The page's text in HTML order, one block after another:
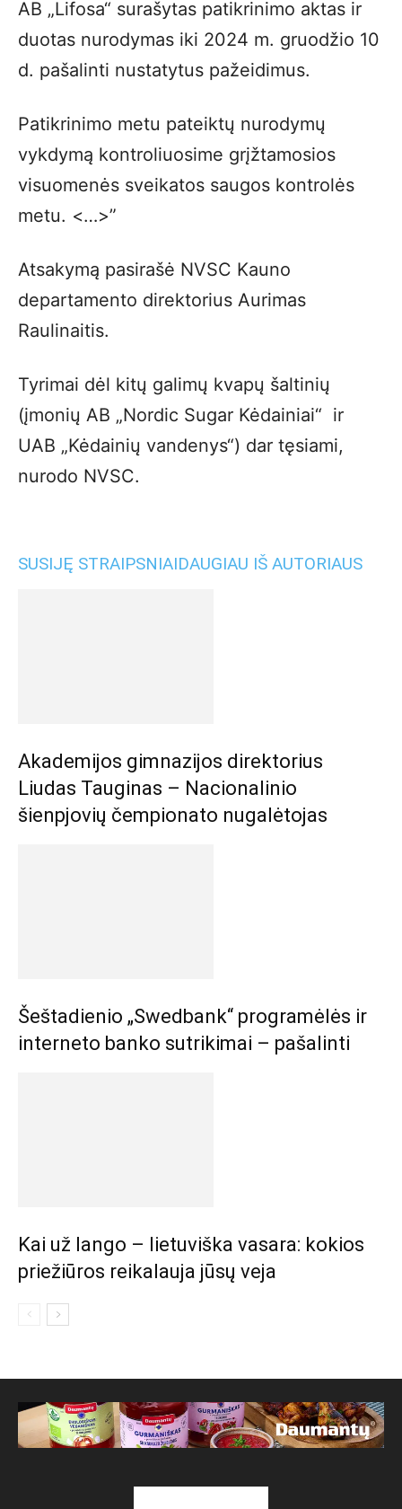
AB „Lifosa“ surašytas patikrinimo aktas ir
duotas nurodymas iki 2024 m. gruodžio 10
d. pašalinti nustatytus pažeidimus.
Patikrinimo metu pateiktų nurodymų
vykdymą kontroliuosime grįžtamosios
visuomenės sveikatos saugos kontrolės
metu. <…>”
Atsakymą pasirašė NVSC Kauno
departamento direktorius Aurimas
Raulinaitis.
Tyrimai dėl kitų galimų kvapų šaltinių
(įmonių AB „Nordic Sugar Kėdainiai“ ir
UAB „Kėdainių vandenys“) dar tęsiami,
nurodo NVSC.
SUSIJĘ STRAIPSNIAIDAUGIAU IŠ AUTORIAUS
Akademijos gimnazijos direktorius
Liudas Tauginas – Nacionalinio
šienpjovių čempionato nugalėtojas
Šeštadienio „Swedbank“ programėlės ir
interneto banko sutrikimai – pašalinti
Kai už lango – lietuviška vasara: kokios
priežiūros reikalauja jūsų veja